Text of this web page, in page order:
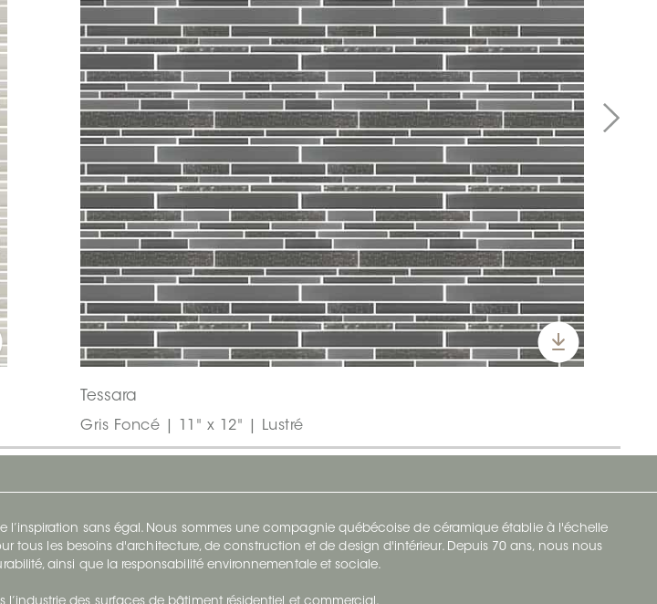
Tessara
Gris Foncé | 11" x 12" | Lustré
sans égal. Nous sommes une compagnie québécoise de céramique établie à l'échelle
les besoins d'architecture, de construction et de design d'intérieur. Depuis 70 ans, nous nous
ainsi que la responsabilité environnementale et sociale.